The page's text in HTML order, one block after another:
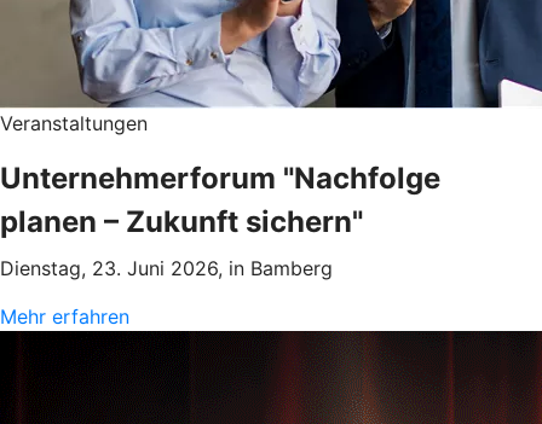
Veranstaltungen
Unternehmerforum "Nachfolge
planen – Zukunft sichern"
Dienstag, 23. Juni 2026, in Bamberg
Mehr erfahren